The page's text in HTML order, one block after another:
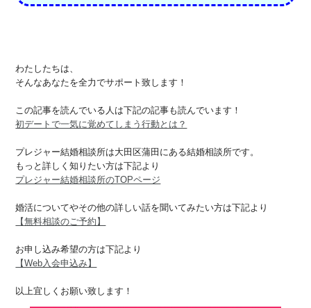
わたしたちは、
そんなあなたを全力でサポート致します！
この記事を読んでいる人は下記の記事も読んでいます！
初デートで一気に覚めてしまう行動とは？
プレジャー結婚相談所は大田区蒲田にある結婚相談所です。
もっと詳しく知りたい方は下記より
プレジャー結婚相談所のTOPページ
婚活についてやその他の詳しい話を聞いてみたい方は下記より
【無料相談のご予約】
お申し込み希望の方は下記より
【Web入会申込み】
以上宜しくお願い致します！